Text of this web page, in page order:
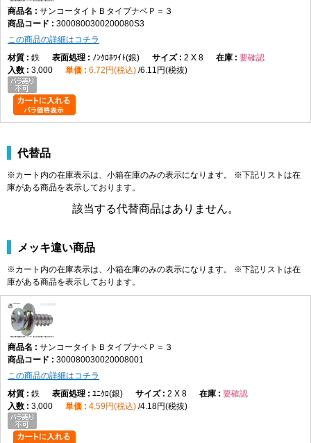
サンコータイトＢタイプナベＰ＝３
3000800300200080S3
この商品の詳細はコチラ
鉄
ﾉﾝｸﾛﾎﾜｲﾄ(銀) 2 X 8
要確認
3,000
6.72円(税込) 6.11円(税抜)
代替品
※カート内の在庫表示は、小箱在庫のみの表示になります。 ※下記リストは在
庫がある商品を表示しております。
該当する代替商品はありません。
メッキ違い商品
※カート内の在庫表示は、小箱在庫のみの表示になります。 ※下記リストは在
庫がある商品を表示しております。
サンコータイトＢタイプナベＰ＝３
300080030020008001
この商品の詳細はコチラ
鉄
ﾕﾆｸﾛ(銀) 2 X 8
要確認
3,000
4.59円(税込) 4.18円(税抜)